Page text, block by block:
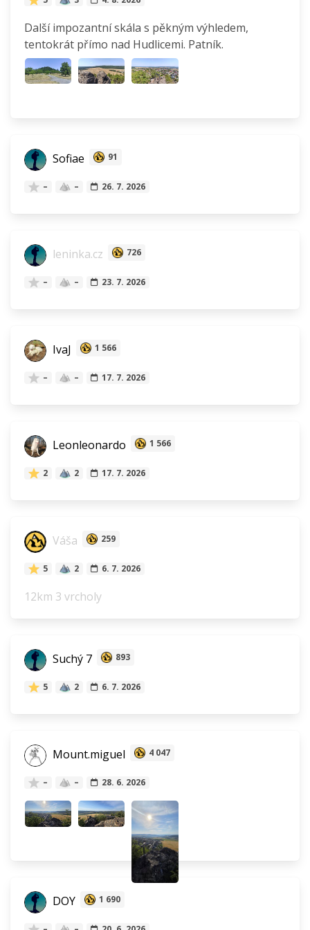
Další impozantní skála s pěkným výhledem,
tentokrát přímo nad Hudlicemi. Patník.
Sofiae 91
– – 26. 7. 2026
leninka.cz 726
– – 23. 7. 2026
IvaJ 1 566
– – 17. 7. 2026
Leonleonardo 1 566
2 2 17. 7. 2026
Váša 259
5 2 6. 7. 2026
12km 3 vrcholy
Suchý 7 893
5 2 6. 7. 2026
Mount.miguel 4 047
– – 28. 6. 2026
DOY 1 690